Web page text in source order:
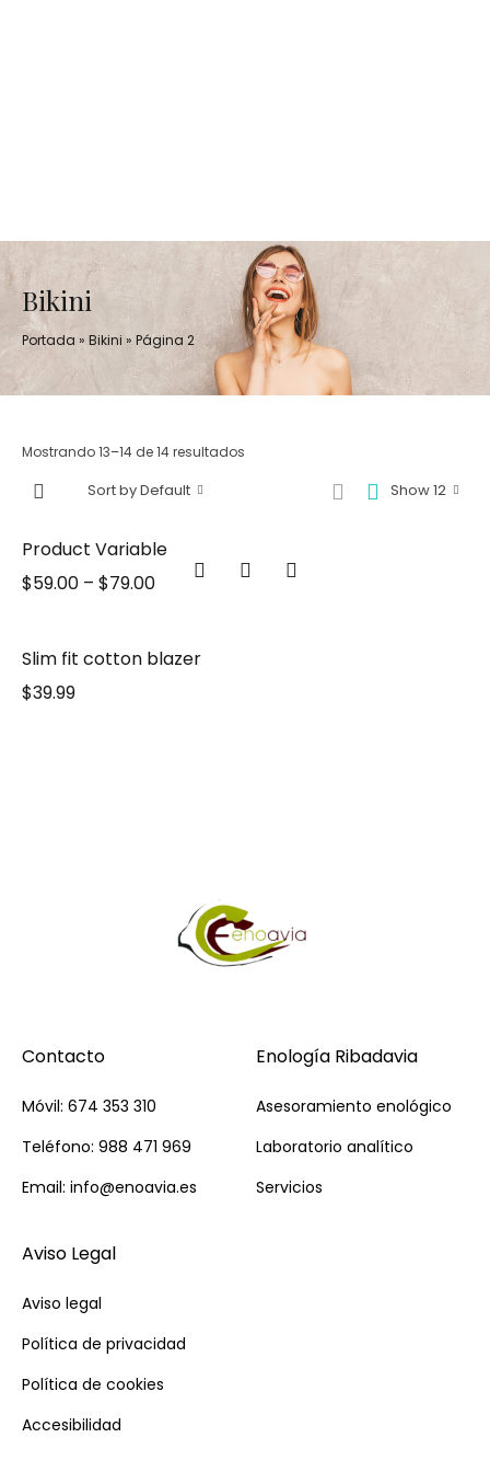
Bikini
Portada » Bikini » Página 2
Mostrando 13–14 de 14 resultados
Show 12
Sort by Default
Product Variable
$59.00 – $79.00
Slim fit cotton blazer
$39.99
Contacto
Móvil: 674 353 310
Teléfono: 988 471 969
Email: info@enoavia.es
Enología Ribadavia
Asesoramiento enológico
Laboratorio analítico
Servicios
Aviso Legal
Aviso legal
Política de privacidad
Política de cookies
Accesibilidad